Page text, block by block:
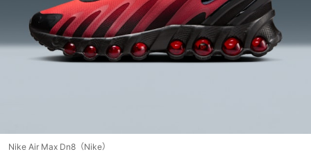
Nike Air Max Dn8（Nike）